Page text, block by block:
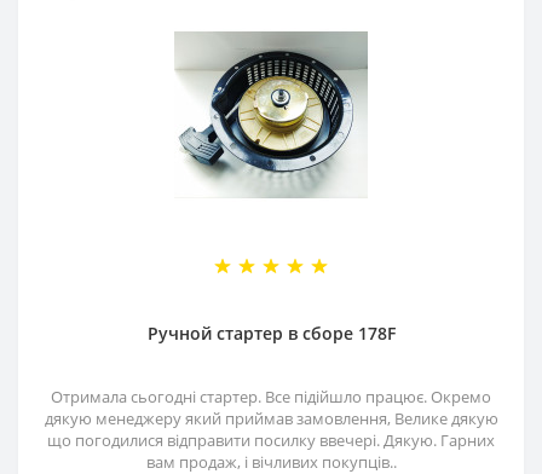
Ручной стартер в сборе 178F
Отримала сьогодні стартер. Все підійшло працює. Окремо
дякую менеджеру який приймав замовлення, Велике дякую
що погодилися відправити посилку ввечері. Дякую. Гарних
вам продаж, і вічливих покупців..